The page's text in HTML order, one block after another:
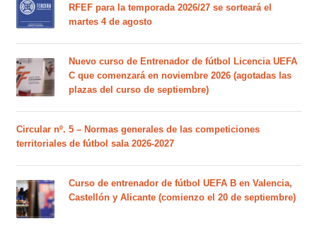
RFEF para la temporada 2026/27 se sorteará el
martes 4 de agosto
Nuevo curso de Entrenador de fútbol Licencia UEFA
C que comenzará en noviembre 2026 (agotadas las
plazas del curso de septiembre)
Circular nº. 5 – Normas generales de las competiciones
territoriales de fútbol sala 2026-2027
Curso de entrenador de fútbol UEFA B en Valencia,
Castellón y Alicante (comienzo el 20 de septiembre)